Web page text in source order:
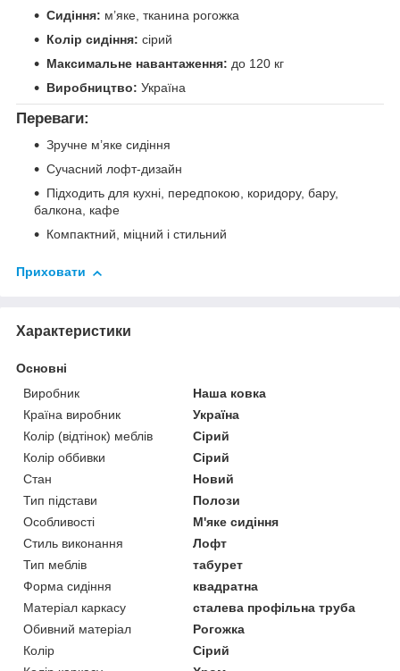
Сидіння: м’яке, тканина рогожка
Колір сидіння: сірий
Максимальне навантаження: до 120 кг
Виробництво: Україна
Переваги:
Зручне м’яке сидіння
Сучасний лофт-дизайн
Підходить для кухні, передпокою, коридору, бару,
балкона, кафе
Компактний, міцний і стильний
Приховати
Характеристики
Основні
Виробник
Наша ковка
Країна виробник
Україна
Колір (відтінок) меблів
Сірий
Колір оббивки
Сірий
Стан
Новий
Тип підстави
Полози
Особливості
М'яке сидіння
Стиль виконання
Лофт
Тип меблів
табурет
Форма сидіння
квадратна
Матеріал каркасу
сталева профільна труба
Обивний матеріал
Рогожка
Колір
Сірий